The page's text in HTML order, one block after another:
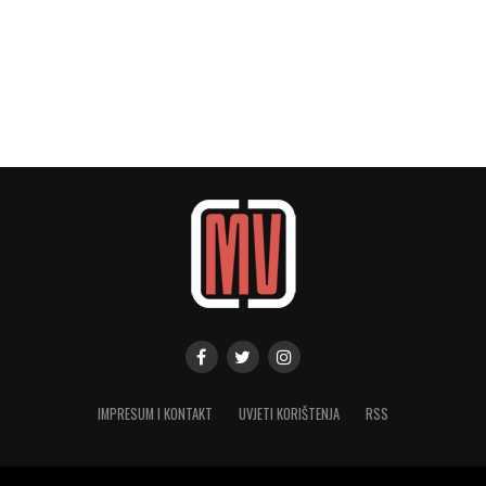
IMPRESUM I KONTAKT UVJETI KORIŠTENJA RSS